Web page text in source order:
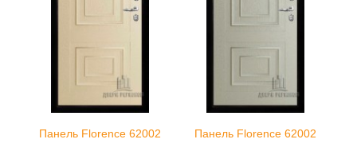
Панель Florence 62002
Панель Florence 62002